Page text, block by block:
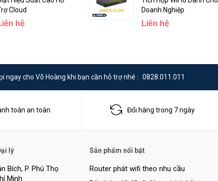
228 x 120 x 30 mm
5
1 GB
512 MB
Cloud
hệ
Doanh Nghiệp
Liên hệ
ngay cho Võ Hoàng khi bạn cần hỗ trợ nhé : 0828.011.011
toán an toàn Đổi hàng trong 7 ngày
lý
Bích, P. Phú Thọ
Minh
Sản phẩm nổi bật
Router phát wifi theo nhu cầu